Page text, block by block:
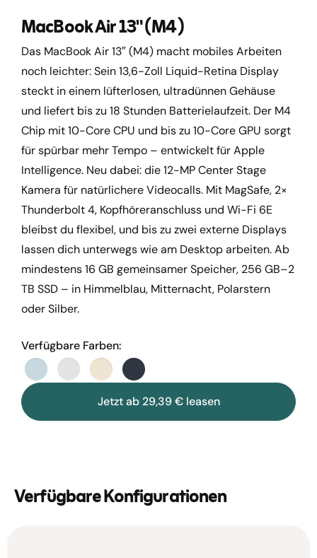
MacBook Air 13" (M4)
Das MacBook Air 13″ (M4) macht mobiles Arbeiten
noch leichter: Sein 13,6-Zoll Liquid-Retina Display
steckt in einem lüfterlosen, ultradünnen Gehäuse
und liefert bis zu 18 Stunden Batterielaufzeit. Der M4
Chip mit 10-Core CPU und bis zu 10-Core GPU sorgt
für spürbar mehr Tempo – entwickelt für Apple
Intelligence. Neu dabei: die 12-MP Center Stage
Kamera für natürlichere Videocalls. Mit MagSafe, 2×
Thunderbolt 4, Kopfhöreranschluss und Wi-Fi 6E
bleibst du flexibel, und bis zu zwei externe Displays
lassen dich unterwegs wie am Desktop arbeiten. Ab
mindestens 16 GB gemeinsamer Speicher, 256 GB–2
TB SSD – in Himmelblau, Mitternacht, Polarstern
oder Silber.
Verfügbare Farben:
Jetzt ab 29,39 € leasen
Verfügbare Konfigurationen